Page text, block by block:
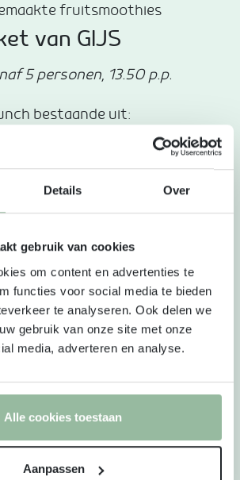
Details Over
gebruik van cookies
om content en advertenties te
functies voor social media te bieden
te analyseren. Ook delen we
gebruik van onze site met onze
media, adverteren en analyse.
Alle cookies toestaan
Aanpassen
fruitsmoothies
van GIJS
5 personen, 13.50 p.p.
bestaande uit:
saladebowl
wrap
fruitsmoothie
fruit
uit te breiden met vers
met huisgemaakte dips
yoghurt met biologische en
(+2.75 p.p.) en met vers
aangeleverd in 1-persoons
zijn niet als afzonderlijke